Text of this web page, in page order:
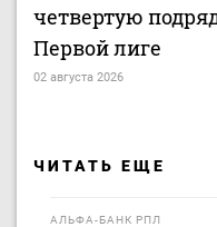
четвертую
Первой лиге
02 августа 2026
ЧИТАТЬ ЕЩЕ
АЛЬФА-БАНК РПЛ